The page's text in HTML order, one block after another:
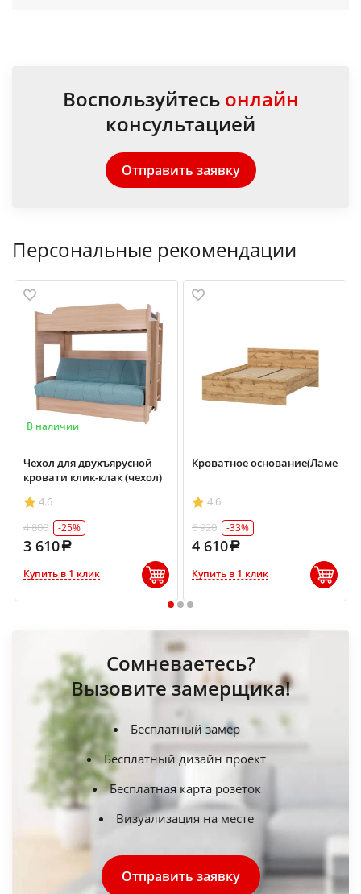
Воспользуйтесь онлайн
консультацией
Отправить заявку
Персональные рекомендации
на ленте) 1400х2000
В наличии
Чехол для двухъярусной
кровати клик-клак (чехол)
4.6
4 800
-25%
3 610
Купить в 1 клик
Кроватное основание(Ламели
4.6
6 920
-33%
4 610
Купить в 1 клик
1 2 3
Сомневаетесь?
Вызовите замерщика!
Бесплатный замер
Бесплатный дизайн проект
Бесплатная карта розеток
Визуализация на месте
Отправить заявку